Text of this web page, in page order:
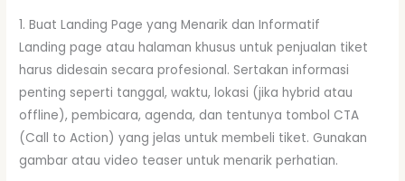
1. Buat Landing Page yang Menarik dan Informatif
Landing page atau halaman khusus untuk penjualan tiket
harus didesain secara profesional. Sertakan informasi
penting seperti tanggal, waktu, lokasi (jika hybrid atau
offline), pembicara, agenda, dan tentunya tombol CTA
(Call to Action) yang jelas untuk membeli tiket. Gunakan
gambar atau video teaser untuk menarik perhatian.